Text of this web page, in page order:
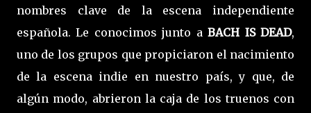
nombres clave de la escena independiente
española. Le conocimos junto aBACH IS DEAD,
uno de los grupos que propiciaron el nacimiento
de la escena indie en nuestro país, y que, de
algún modo, abrieron la caja de los truenos con